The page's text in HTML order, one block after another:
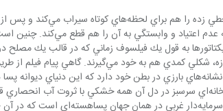
دو چندان مردم قحطي زده
مي‌شوند تا چه اندازه، شكلي كمدي هم به خود